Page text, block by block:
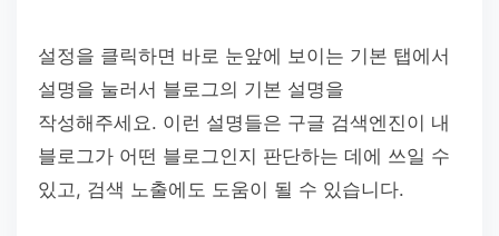
설정을 클릭하면 바로 눈앞에 보이는 기본 탭에서
설명을 눌러서 블로그의 기본 설명을
작성해주세요. 이런 설명들은 구글 검색엔진이 내
블로그가 어떤 블로그인지 판단하는 데에 쓰일 수
있고, 검색 노출에도 도움이 될 수 있습니다.